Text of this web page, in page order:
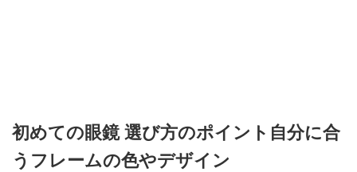
初めての眼鏡 選び方のポイント自分に合
うフレームの色やデザイン